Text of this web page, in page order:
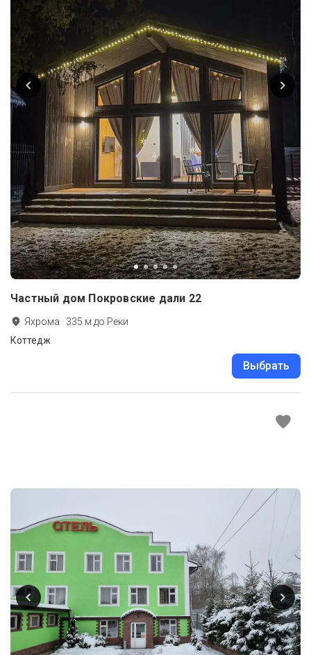
Частный дом Покровские дали 22
Яхрома · 335 м до Реки
Коттедж
Выбрать